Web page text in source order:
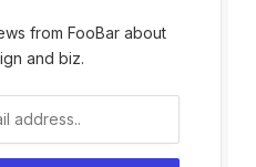
from FooBar about
and biz.